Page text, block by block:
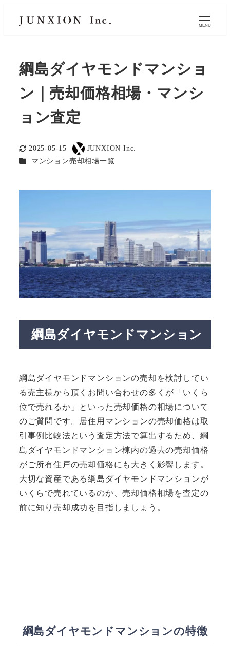
MENU
綱島ダイヤモンドマンショ
ン｜売却価格相場・マンシ
ョン査定
更新日
2025-05-15
著
者
JUNXION Inc.
カテゴリー
マンション売却相場一覧
綱島ダイヤモンドマンション
綱島ダイヤモンドマンションの売却を検討してい
る売主様から頂くお問い合わせの多くが「いくら
位で売れるか」といった売却価格の相場について
のご質問です。居住用マンションの売却価格は取
引事例比較法という査定方法で算出するため、綱
島ダイヤモンドマンション棟内の過去の売却価格
がご所有住戸の売却価格にも大きく影響します。
大切な資産である綱島ダイヤモンドマンションが
いくらで売れているのか、売却価格相場を査定の
前に知り売却成功を目指しましょう。
綱島ダイヤモンドマンションの特徴